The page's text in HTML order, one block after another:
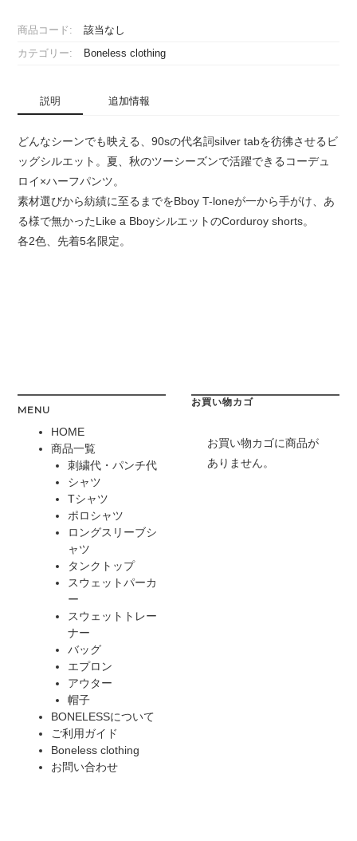
商品コード: 該当なし
カテゴリー: Boneless clothing
説明 追加情報
どんなシーンでも映える、90sの代名詞silver tabを彷彿させるビ
ッグシルエット。夏、秋のツーシーズンで活躍できるコーデュ
ロイ×ハーフパンツ。
素材選びから紡績に至るまでをBboy T-loneが一から手がけ、あ
る様で無かったLike a BboyシルエットのCorduroy shorts。
各2色、先着5名限定。
MENU
HOME
商品一覧
刺繍代・パンチ代
シャツ
Tシャツ
ポロシャツ
ロングスリーブシ
ャツ
タンクトップ
スウェットパーカ
ー
スウェットトレー
ナー
バッグ
エプロン
アウター
帽子
BONELESSについて
ご利用ガイド
Boneless clothing
お問い合わせ
お買い物カゴ
お買い物カゴに商品が
ありません。